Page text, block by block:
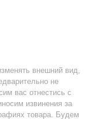
внешний вид,
не
вас отнестись с
извинения за
товара. Будем